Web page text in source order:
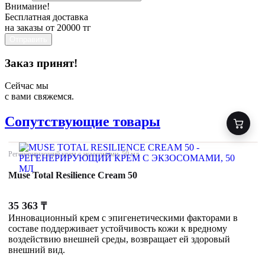
Внимание!
Бесплатная доставка
на заказы от 20000 тг
Заказ принят!
Сейчас мы
с вами свяжемся.
Сопутствующие товары
Регенерирующий крем с экзосомами, 50 мл
Muse Total Resilience Cream 50
35 363 ₸
Инновационный крем с эпигенетическими факторами в
составе поддерживает устойчивость кожи к вредному
воздействию внешней среды, возвращает ей здоровый
внешний вид.